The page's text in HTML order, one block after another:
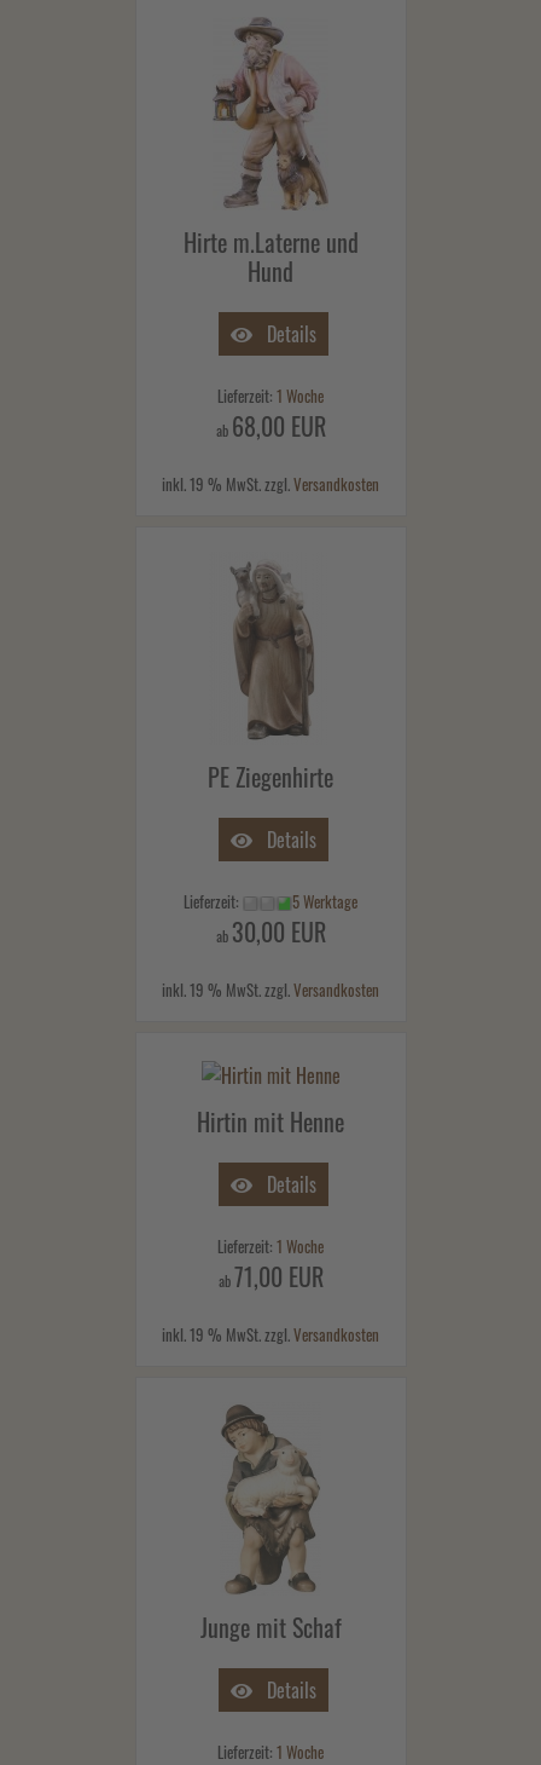
Hirte m.Laterne und
Hund
Details
Lieferzeit: 1 Woche
ab 68,00 EUR
inkl. 19 % MwSt. zzgl.Versandkosten
PE Ziegenhirte
Details
Lieferzeit: 5 Werktage
ab 30,00 EUR
inkl. 19 % MwSt. zzgl.Versandkosten
Hirtin mit Henne
Details
Lieferzeit: 1 Woche
ab71,00 EUR
inkl. 19 % MwSt. zzgl.Versandkosten
Junge mit Schaf
Details
Lieferzeit: 1 Woche